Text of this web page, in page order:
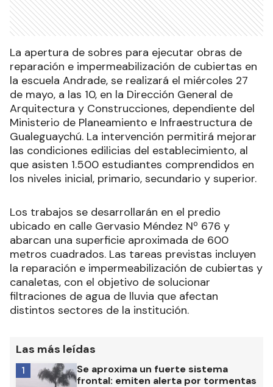
La apertura de sobres para ejecutar obras de
reparación e impermeabilización de cubiertas en
la escuela Andrade, se realizará el miércoles 27
de mayo, a las 10, en la Dirección General de
Arquitectura y Construcciones, dependiente del
Ministerio de Planeamiento e Infraestructura de
Gualeguaychú. La intervención permitirá mejorar
las condiciones edilicias del establecimiento, al
que asisten 1.500 estudiantes comprendidos en
los niveles inicial, primario, secundario y superior.
Los trabajos se desarrollarán en el predio
ubicado en calle Gervasio Méndez Nº 676 y
abarcan una superficie aproximada de 600
metros cuadrados. Las tareas previstas incluyen
la reparación e impermeabilización de cubiertas y
canaletas, con el objetivo de solucionar
filtraciones de agua de lluvia que afectan
distintos sectores de la institución.
Las más leídas
Se aproxima un fuerte sistema
frontal: emiten alerta por tormentas
1